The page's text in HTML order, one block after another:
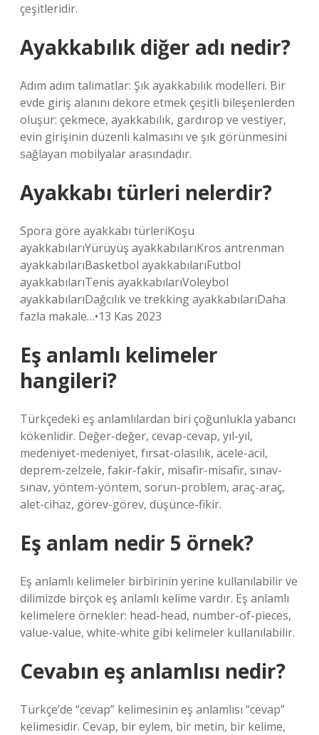
çeşitleridir.
Ayakkabılık diğer adı nedir?
Adım adım talimatlar: Şık ayakkabılık modelleri. Bir
evde giriş alanını dekore etmek çeşitli bileşenlerden
oluşur: çekmece, ayakkabılık, gardırop ve vestiyer,
evin girişinin düzenli kalmasını ve şık görünmesini
sağlayan mobilyalar arasındadır.
Ayakkabı türleri nelerdir?
Spora göre ayakkabı türleriKoşu
ayakkabılarıYürüyüş ayakkabılarıKros antrenman
ayakkabılarıBasketbol ayakkabılarıFutbol
ayakkabılarıTenis ayakkabılarıVoleybol
ayakkabılarıDağcılık ve trekking ayakkabılarıDaha
fazla makale…•13 Kas 2023
Eş anlamlı kelimeler
hangileri?
Türkçedeki eş anlamlılardan biri çoğunlukla yabancı
kökenlidir. Değer-değer, cevap-cevap, yıl-yıl,
medeniyet-medeniyet, fırsat-olasılık, acele-acil,
deprem-zelzele, fakir-fakir, misafir-misafir, sınav-
sınav, yöntem-yöntem, sorun-problem, araç-araç,
alet-cihaz, görev-görev, düşünce-fikir.
Eş anlam nedir 5 örnek?
Eş anlamlı kelimeler birbirinin yerine kullanılabilir ve
dilimizde birçok eş anlamlı kelime vardır. Eş anlamlı
kelimelere örnekler: head-head, number-of-pieces,
value-value, white-white gibi kelimeler kullanılabilir.
Cevabın eş anlamlısı nedir?
Türkçe’de “cevap” kelimesinin eş anlamlısı “cevap”
kelimesidir. Cevap, bir eylem, bir metin, bir kelime,